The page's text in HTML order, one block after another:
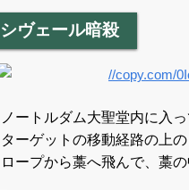
シヴェール暗殺
ノートルダム大聖堂内に入
ターゲットの移動経路の上の
ロープから藁へ飛んで、藁